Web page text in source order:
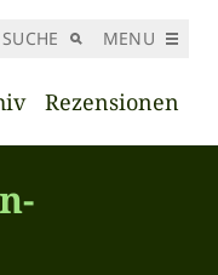
SUCHE MENU
Rezensionen